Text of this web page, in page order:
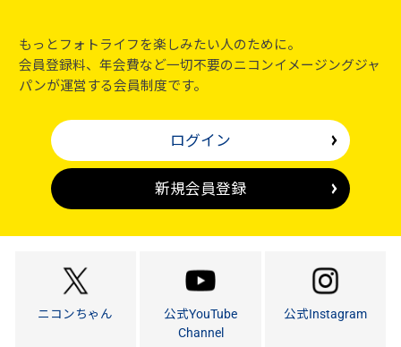
もっとフォトライフを楽しみたい人のために。
会員登録料、年会費など一切不要のニコンイメージングジャ
パンが運営する会員制度です。
ログイン
新規会員登録
ニコンちゃん
公式YouTube
Channel
公式Instagram